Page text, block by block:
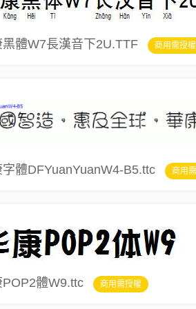
黑體W7長漢音下2U.TTF 商用需授權
字體DFYuanYuanW4-B5.ttc 商用
POP2體W9.ttc 商用需授權